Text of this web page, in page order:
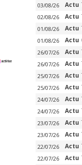
03/08/26 Actu
02/08/26 Actu
01/08/26 Actu
01/08/26 Actu
26/07/26 Actu
26/07/26 Actu
25/07/26 Actu
25/07/26 Actu
24/07/26 Actu
24/07/26 Actu
23/07/26 Actu
23/07/26 Actu
22/07/26 Actu
22/07/26 Actu